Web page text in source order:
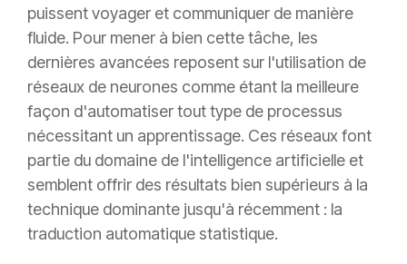
puissent voyager et communiquer de manière
fluide. Pour mener à bien cette tâche, les
dernières avancées reposent sur l'utilisation de
réseaux de neurones comme étant la meilleure
façon d'automatiser tout type de processus
nécessitant un apprentissage. Ces réseaux font
partie du domaine de l'intelligence artificielle et
semblent offrir des résultats bien supérieurs à la
technique dominante jusqu'à récemment : la
traduction automatique statistique.